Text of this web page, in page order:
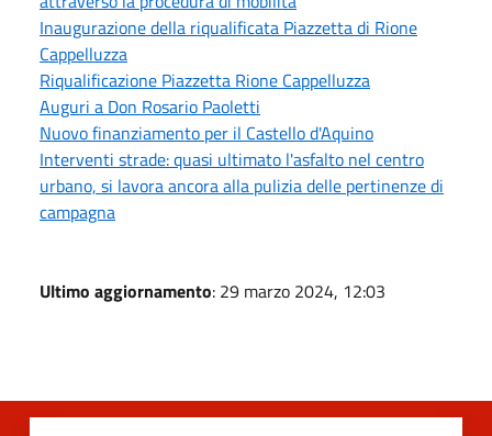
Inaugurazione della riqualificata Piazzetta di Rione
Cappelluzza
Riqualificazione Piazzetta Rione Cappelluzza
Auguri a Don Rosario Paoletti
Nuovo finanziamento per il Castello d'Aquino
Interventi strade: quasi ultimato l'asfalto nel centro
urbano, si lavora ancora alla pulizia delle pertinenze di
campagna
Ultimo aggiornamento: 29 marzo 2024, 12:03